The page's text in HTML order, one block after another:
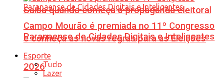
Saiba quando começa a propaganda eleitoral
e conheça as novas regras para as Eleições
2026
Campo Mourão é premiada no 11º Congresso
Paranaense de Cidades Digitais e Inteligentes
Esporte
Tudo
Lazer